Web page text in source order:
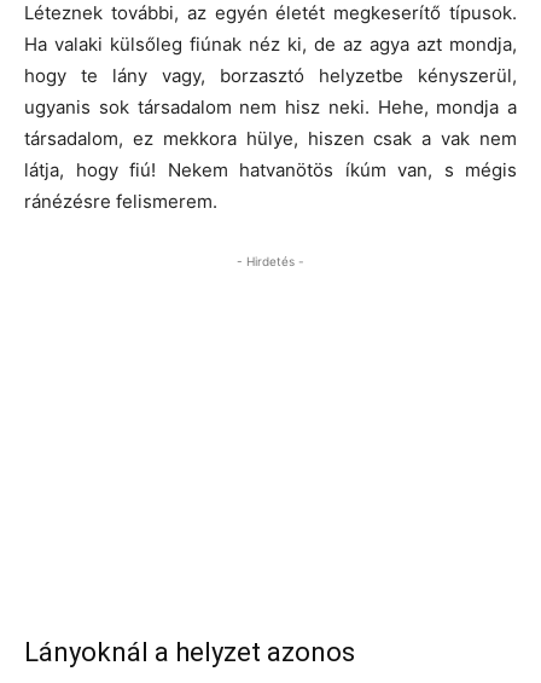
Léteznek további, az egyén életét megkeserítő típusok.
Ha valaki külsőleg fiúnak néz ki, de az agya azt mondja,
hogy te lány vagy, borzasztó helyzetbe kényszerül,
ugyanis sok társadalom nem hisz neki. Hehe, mondja a
társadalom, ez mekkora hülye, hiszen csak a vak nem
látja, hogy fiú! Nekem hatvanötös íkúm van, s mégis
ránézésre felismerem.
- Hirdetés -
Lányoknál a helyzet azonos